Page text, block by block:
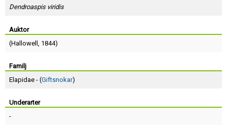
Dendroaspis viridis
Auktor
(Hallowell , 1844)
Familj
Elapidae - (Giftsnokar)
Underarter
-